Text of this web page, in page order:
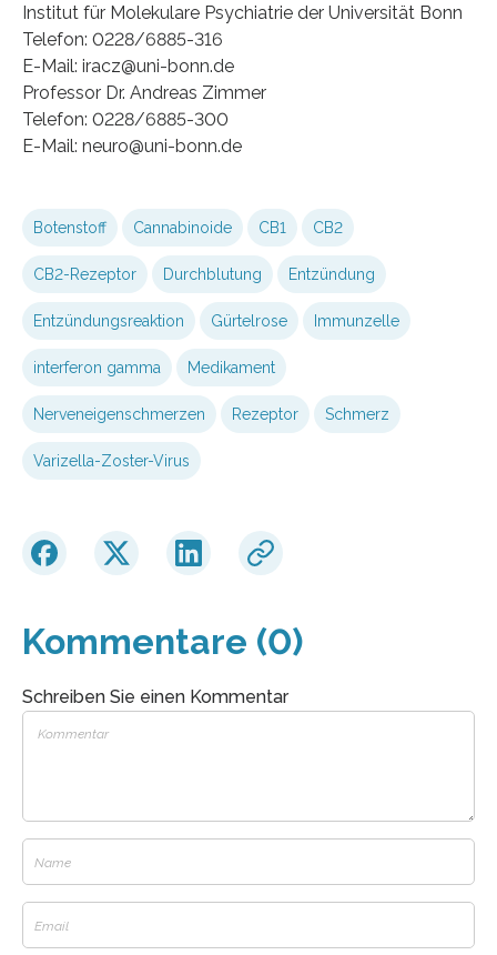
Institut für Molekulare Psychiatrie der Universität Bonn
Telefon: 0228/6885-316
E-Mail: iracz@uni-bonn.de
Professor Dr. Andreas Zimmer
Telefon: 0228/6885-300
E-Mail: neuro@uni-bonn.de
Botenstoff Cannabinoide CB1 CB2
CB2-Rezeptor Durchblutung Entzündung
Entzündungsreaktion Gürtelrose Immunzelle
interferon gamma Medikament
Nerveneigenschmerzen Rezeptor Schmerz
Varizella-Zoster-Virus
Kommentare (0)
Schreiben Sie einen Kommentar